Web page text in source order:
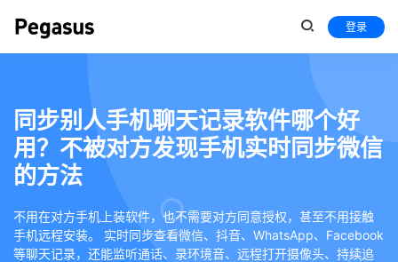
登录
同步别人手机聊天记录软件哪个好
用？不被对方发现手机实时同步微信
的方法
不用在对方手机上装软件，也不需要对方同意授权，甚至不用接触
手机远程安装。 实时同步查看微信、抖音、WhatsApp、Facebook
等聊天记录，还能监听通话、录环境音、远程打开摄像头、持续追